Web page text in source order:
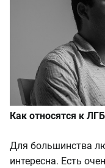
Как относятся к
Для большинства
интересна. Есть